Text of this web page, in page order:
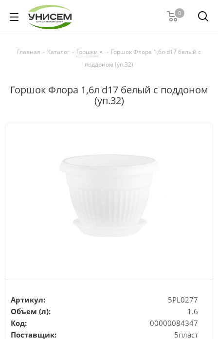
0
Главная - Каталог - Горшки - Горшок Флора 1,6л d17 белый с
поддоном (уп.32)
Горшок Флора 1,6л d17 белый с поддоном
(уп.32)
Артикул:
5PL0277
Объем (л):
1.6
Код:
00000084347
Поставщик:
5пласт